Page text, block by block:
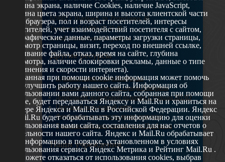
629802 г. Ноябрьск, ул. Республики, 49
Телефон: +7 (3496) 35-37-49
E-mail: udsm@noyabrsk.yanao.ru
Другие ресурсы
Администрация города Ноябрьска
Департамент образования города Ноябрьска
Департамент молодежной политики и туризма ЯНАО
Окружной молодежный центр
Федеральное агенство по делам молодежи
Туристско-информационный центр Ноябрьска
Наши учреждения
ширина экрана, наличие Cookies, наличие JavaScript,
глубина цвета экрана, ширина и высота клиентской части
окна браузера, пол и возраст посетителей, интересы
посетителей, учет взаимодействий посетителя с сайтом,
географические данные, параметры загрузки страницы,
просмотр страницы, визит, переход по внешней ссылке,
cкачивание файла, отказ, время на сайте, глубина
просмотра, наличие блокировки рекламы, данные о типе
соединения и скорости интернета).
Собранная при помощи cookie информация может помочь
нам улучшить работу нашего сайта. Информация об
использовании вами данного сайта, собранная при помощи
cookie, будет передаваться Яндексу и Mail.Ru и храниться на
сервере Яндекса и Mail.Ru в Российской Федерации. Яндекс
и Mail.Ru будет обрабатывать эту информацию для оценки
использования вами сайта, составления для нас отчетов о
деятельности нашего сайта. Яндекс и Mail.Ru обрабатывает
эту информацию в порядке, установленном в условиях
использования сервиса Яндекс Метрика и Рейтинг Mail.Ru .
Вы можете отказаться от использования cookies, выбрав